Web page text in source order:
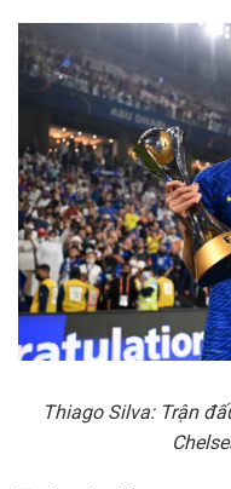
Thiago Silva: Trận